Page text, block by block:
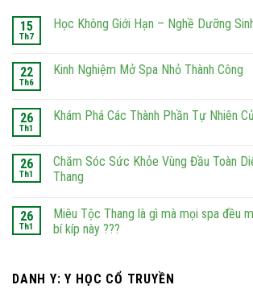
15
Th7
Học Không Giới Hạn – Nghề Dưỡng
22
Th6
Kinh Nghiệm Mở Spa Nhỏ Thành Công
26
Th1
Khám Phá Các Thành Phần Tự Nhiên
26
Th1
Chăm Sóc Sức Khỏe Vùng Đầu Toàn
Thang
26
Th1
Miêu Tộc Thang là gì mà mọi spa đều
bí kíp này ???
DANH Y: Y HỌC CỔ TRUYỀN